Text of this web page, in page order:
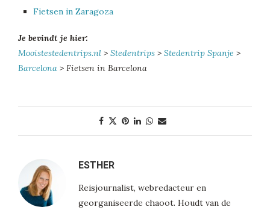
Fietsen in Zaragoza
Je bevindt je hier:
Mooistestedentrips.nl > Stedentrips > Stedentrip Spanje >
Barcelona > Fietsen in Barcelona
ESTHER
Reisjournalist, webredacteur en
georganiseerde chaoot. Houdt van de